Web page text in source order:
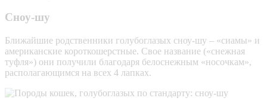
Сноу-шу
Ближайшие родственники голубоглазых сноу-шу – «сиамы» и
американские короткошерстные. Свое название («снежная
туфля») они получили благодаря белоснежным «носочкам»,
располагающимся на всех 4 лапках.